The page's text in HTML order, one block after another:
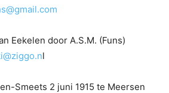
Eekelen door A.S.M. (Funs)
l
Smeets 2 juni 1915 te Meersen